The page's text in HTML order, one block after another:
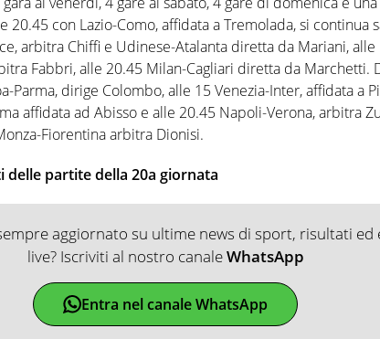
20.45 con Lazio-Como, affidata a Tremolada, si continua
arbitra Chiffi e Udinese-Atalanta diretta da Mariani, alle
Fabbri, alle 20.45 Milan-Cagliari diretta da Marchetti.
Parma, dirige Colombo, alle 15 Venezia-Inter, affidata a
affidata ad Abisso e alle 20.45 Napoli-Verona, arbitra
Fiorentina arbitra Dionisi.
delle partite della 20a giornata
aggiornato su ultime news di sport, risultati ed
live? Iscriviti al nostro canaleWhatsApp
Entra nel canale WhatsApp